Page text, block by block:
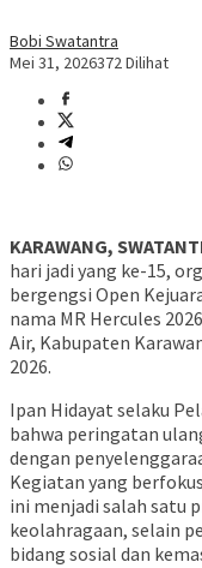
Bobi Swatantra
Mei 31, 2026372 Dilihat
KARAWANG,
hari jadi yang ke-15,
bergengsi Open
nama MR Hercules
Air, Kabupaten
2026.
Ipan Hidayat selaku
bahwa peringatan
dengan
Kegiatan yang
ini menjadi salah satu
keolahragaan, selain
bidang sosial dan